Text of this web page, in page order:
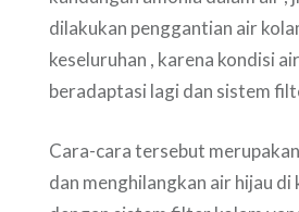
dilakukan penggantian air
keseluruhan , karena kondisi
beradaptasi lagi dan sistem
Cara-cara tersebut
dan menghilangkan air hijau